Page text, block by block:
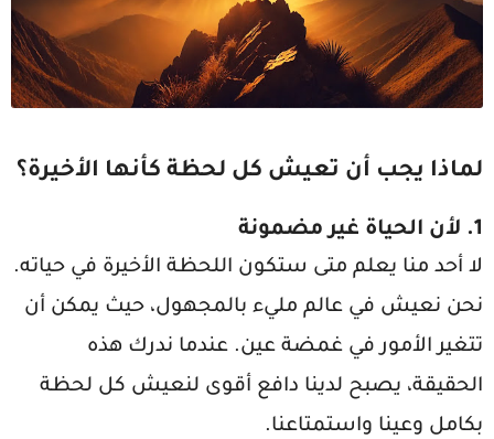
لماذا يجب أن تعيش كل لحظة كأنها الأخيرة؟
1. لأن الحياة غير مضمونة
لا أحد منا يعلم متى ستكون اللحظة الأخيرة في حياته.
نحن نعيش في عالم مليء بالمجهول، حيث يمكن أن
تتغير الأمور في غمضة عين. عندما ندرك هذه
الحقيقة، يصبح لدينا دافع أقوى لنعيش كل لحظة
بكامل وعينا واستمتاعنا.